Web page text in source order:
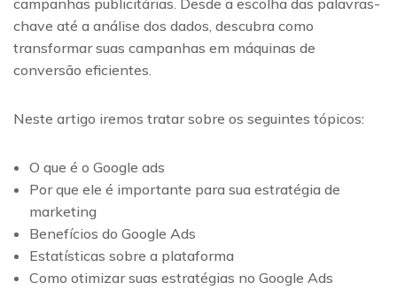
campanhas publicitárias. Desde a escolha das palavras-
chave até a análise dos dados, descubra como
transformar suas campanhas em máquinas de
conversão eficientes.
Neste artigo iremos tratar sobre os seguintes tópicos:
O que é o Google ads
Por que ele é importante para sua estratégia de
marketing
Benefícios do Google Ads
Estatísticas sobre a plataforma
Como otimizar suas estratégias no Google Ads